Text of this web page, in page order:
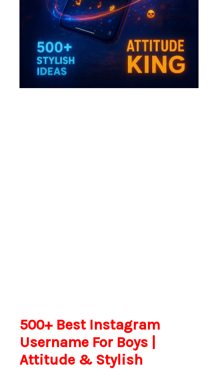
500+ Best Instagram
Username For Boys |
Attitude & Stylish